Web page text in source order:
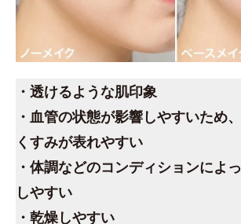
・透けるような肌印象
・血管の状態が影響しやすいため
くすみが表れやすい
・体調などのコンディションによ
しやすい
・乾燥しやすい